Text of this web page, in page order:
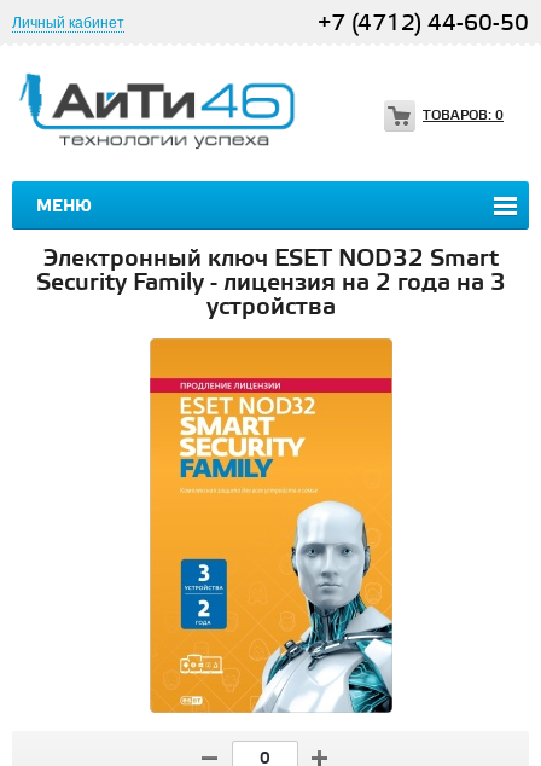
Личный кабинет +7 (4712) 44-60-50
МЕНЮ
ТОВАРОВ: 0
Электронный ключ ESET NOD32 Smart
Security Family - лицензия на 2 года на 3
устройства